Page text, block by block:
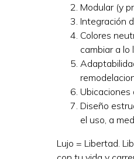
Modular (y
Integración
Colores
cambiar a lo
Diseño
el uso, a
Lujo = Libertad.